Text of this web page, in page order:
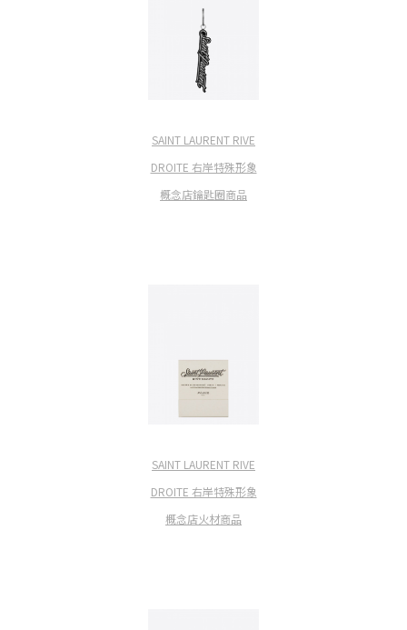
SAINT LAURENT RIVE
DROITE 右岸特殊形象
概念店鑰匙圈商品
SAINT LAURENT RIVE
DROITE 右岸特殊形象
概念店火材商品